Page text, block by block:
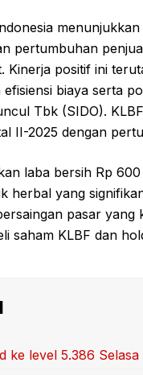
pertumbuhan
Kinerja positif ini
efisiensi biaya serta
Tbk (SIDO).
II-2025 dengan
laba bersih Rp
herbal yang
pasar yang
saham KLBF dan
ke level 5.386